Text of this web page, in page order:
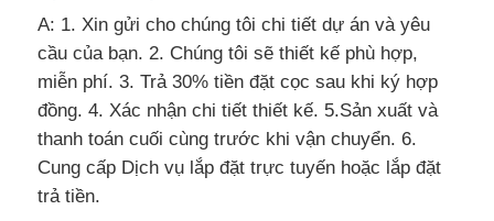
A: 1. Xin gửi cho chúng tôi chi tiết dự án và yêu
cầu của bạn. 2. Chúng tôi sẽ thiết kế phù hợp,
miễn phí. 3. Trả 30% tiền đặt cọc sau khi ký hợp
đồng. 4. Xác nhận chi tiết thiết kế. 5.Sản xuất và
thanh toán cuối cùng trước khi vận chuyển. 6.
Cung cấp Dịch vụ lắp đặt trực tuyến hoặc lắp đặt
trả tiền.